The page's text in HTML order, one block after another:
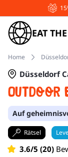
EAT
Home
Outdoor
Düsseldorf
Auf
Rätsel
3.6/5 (20)